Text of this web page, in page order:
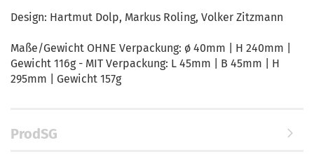
Design: Hartmut Dolp, Markus Roling, Volker Zitzmann
Maße/Gewicht OHNE Verpackung: ø 40mm | H 240mm |
Gewicht 116g - MIT Verpackung: L 45mm | B 45mm | H
295mm | Gewicht 157g
ProdSG